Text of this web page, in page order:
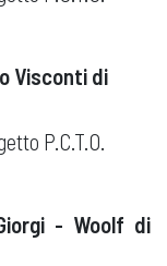
Visconti di
P.C.T.O.
- Woolf di